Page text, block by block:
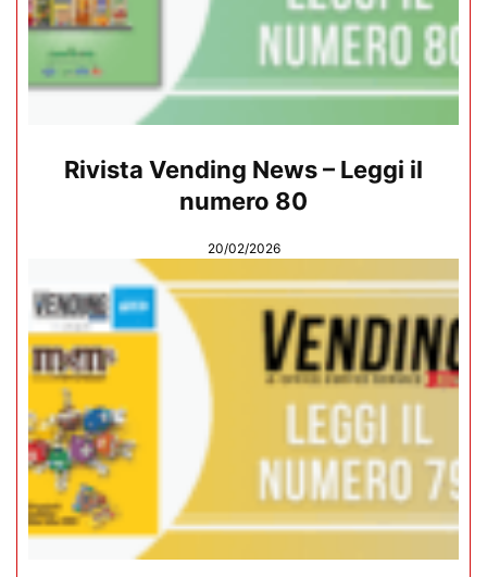
Rivista Vending News – Leggi il
numero 80
20/02/2026